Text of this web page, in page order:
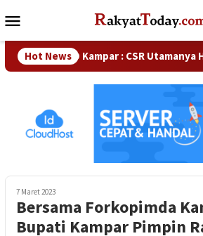
ke
Mobile
Hot News
DPRD Kampar : CSR Utamanya Hak
7 Maret 2023
Bersama Forkopimda
Bupati Kampar Pimpin